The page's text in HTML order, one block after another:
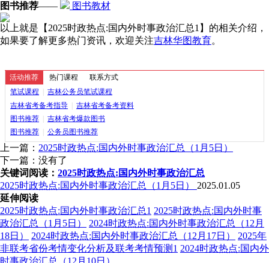
图书推荐—— 图书教材
以上就是【2025时政热点:国内外时事政治汇总1】的相关介绍，
如果要了解更多热门资讯，欢迎关注吉林华图教育。
活动推荐 热门课程 联系方式
笔试课程
吉林公务员笔试课程
吉林省考备考指导
吉林省考备考资料
图书推荐
吉林省考爆款图书
图书推荐
公务员图书推荐
上一篇： 2025时政热点:国内外时事政治汇总（1月5日）
下一篇：没有了
关键词阅读： 2025时政热点:国内外时事政治汇总
2025时政热点:国内外时事政治汇总（1月5日） 2025.01.05
延伸阅读
2025时政热点:国内外时事政治汇总1 2025时政热点:国内外时事
政治汇总（1月5日）
2024时政热点:国内外时事政治汇总（12月
18日）
2024时政热点:国内外时事政治汇总（12月17日）
2025年
非联考省份考情变化分析及联考考情预测1 2024时政热点:国内外